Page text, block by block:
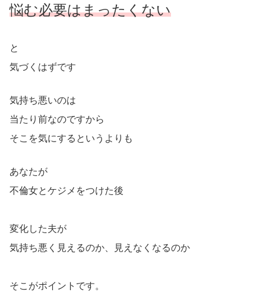
悩む必要はまったくない
と
気づくはずです
気持ち悪いのは
当たり前なのですから
そこを気にするというよりも
あなたが
不倫女とケジメをつけた後
変化した夫が
気持ち悪く見えるのか、見えなくなるのか
そこがポイントです。